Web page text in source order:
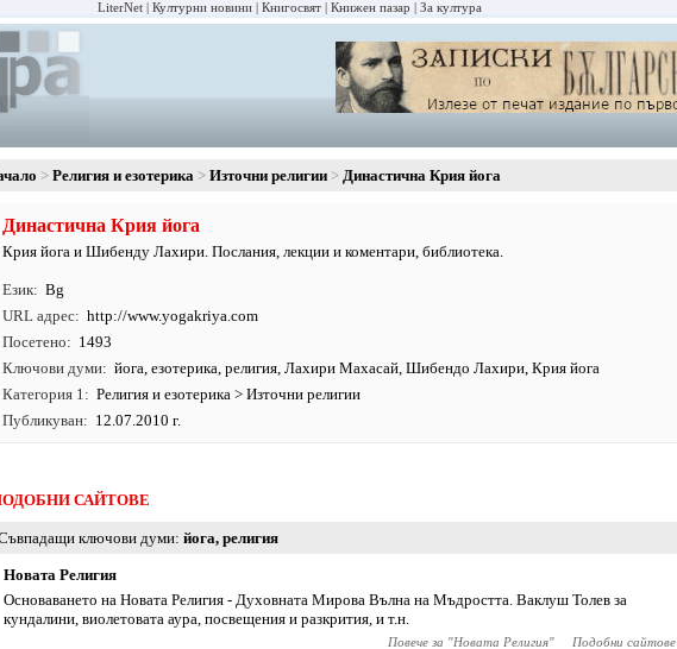
LiterNet Културни новини Книгосвят Книжен пазар За култура
Религия и езотерика Източни религии Династична Крия йога
Династична Крия йога
Крия йога и Шибенду Лахири. Послания, лекции и коментари, библиотека.
Език
Bg
URL адрес
http://www.yogakriya.com
Посетено
1493
Ключови думи
йога, езотерика, религия, Лахири Махасай, Шибендо Лахири, Крия йога
Категория 1
Религия и езотерика > Източни религии
Публикуван
12.07.2010 г.
САЙТОВЕ
ключови думи йога, религия
Новата Религия
Основаването на Новата Религия - Духовната Мирова Вълна на Мъдростта. Ваклуш Толев за
кундалини, виолетовата аура, посвещения и разкрития, и т.н.
Повече за "Новата Религия" Подобни сайтове